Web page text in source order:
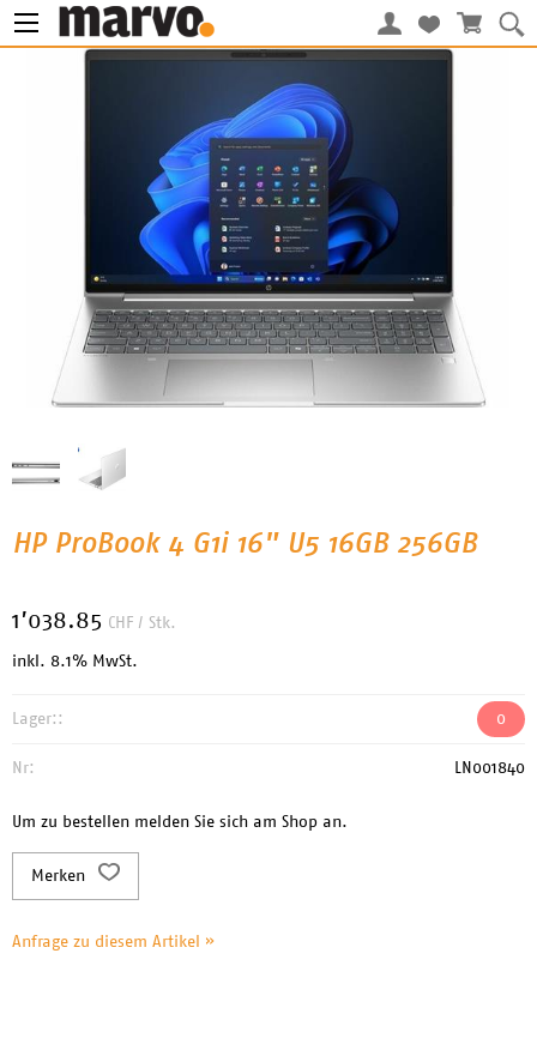
HP ProBook 4 G1i 16" U5 16GB 256GB
1’038.85 CHF / Stk.
inkl. 8.1% MwSt.
Lager:: 0
Nr: LN001840
Um zu bestellen melden Sie sich am Shop an.
Merken
Anfrage zu diesem Artikel »